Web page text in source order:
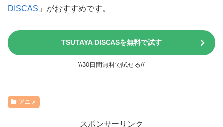
DISCAS 」がおすすめです。
TSUTAYA DISCASを無料で試す
\\30日間無料で試せる//
アニメ
スポンサーリンク